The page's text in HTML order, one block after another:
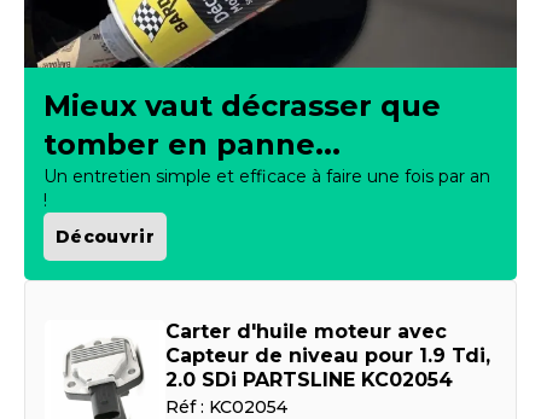
Mieux vaut décrasser que
tomber en panne...
Un entretien simple et efficace à faire une fois par an
!
Découvrir
Carter d'huile moteur avec
Capteur de niveau pour 1.9 Tdi,
2.0 SDi PARTSLINE KC02054
Réf : KC02054